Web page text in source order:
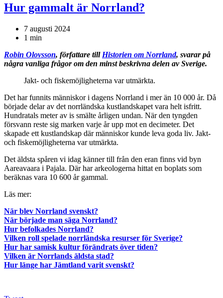
Hur gammalt är Norrland?
7 augusti 2024
1 min
Robin Olovsson, författare till Historien om Norrland, svarar på
några vanliga frågor om den minst beskrivna delen av Sverige.
Jakt- och fiskemöjligheterna var utmärkta.
Det har funnits människor i dagens Norrland i mer än 10 000 år. Då
började delar av det norrländska kustlandskapet vara helt isfritt.
Hundratals meter av is smälte årligen undan. När den tyngden
försvann reste sig marken varje år upp mot en decimeter. Det
skapade ett kustlandskap där människor kunde leva goda liv. Jakt-
och fiskemöjligheterna var utmärkta.
Det äldsta spåren vi idag känner till från den eran finns vid byn
Aareavaara i Pajala. Där har arkeologerna hittat en boplats som
beräknas vara 10 600 år gammal.
Läs mer:
När blev Norrland svenskt?
När började man säga Norrland?
Hur befolkades Norrland?
Vilken roll spelade norrländska resurser för Sverige?
Hur har samisk kultur förändrats över tiden?
Vilken är Norrlands äldsta stad?
Hur länge har Jämtland varit svenskt?